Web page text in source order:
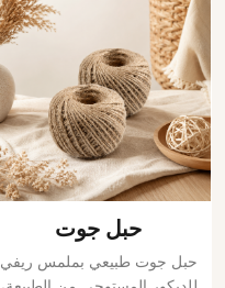
حبل جوت
حبل جوت طبيعي بملمس ريفي